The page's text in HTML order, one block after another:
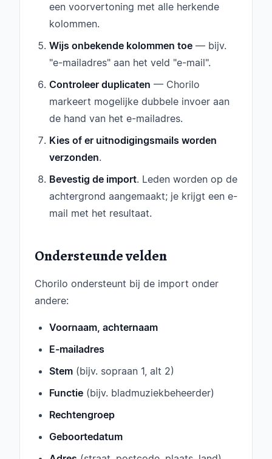
een voorvertoning met alle herkende
kolommen.
Wijs onbekende kolommen toe — bijv.
"e-mailadres" aan het veld "e-mail".
Controleer duplicaten — Chorilo
markeert mogelijke dubbele invoer aan
de hand van het e-mailadres.
Kies of er uitnodigingsmails worden
verzonden.
Bevestig de import. Leden worden op de
achtergrond aangemaakt; je krijgt een e-
mail met het resultaat.
Ondersteunde velden
Chorilo ondersteunt bij de import onder
andere:
Voornaam, achternaam
E-mailadres
Stem (bijv. sopraan 1, alt 2)
Functie (bijv. bladmuziekbeheerder)
Rechtengroep
Geboortedatum